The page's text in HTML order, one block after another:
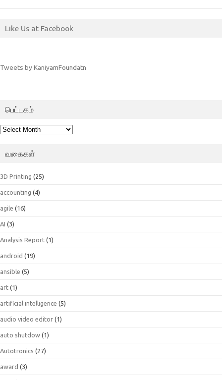
Like Us at Facebook
Tweets by KaniyamFoundatn
பெட்டகம்
பெட்டகம்
வகைகள்
3D Printing (25)
accounting (4)
agile (16)
AI (3)
Analysis Report (1)
android (19)
ansible (5)
art (1)
artificial intelligence (5)
audio video editor (1)
auto shutdow (1)
Autotronics (27)
award (3)